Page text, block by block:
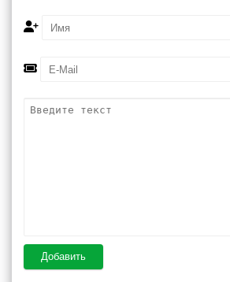
Добавить